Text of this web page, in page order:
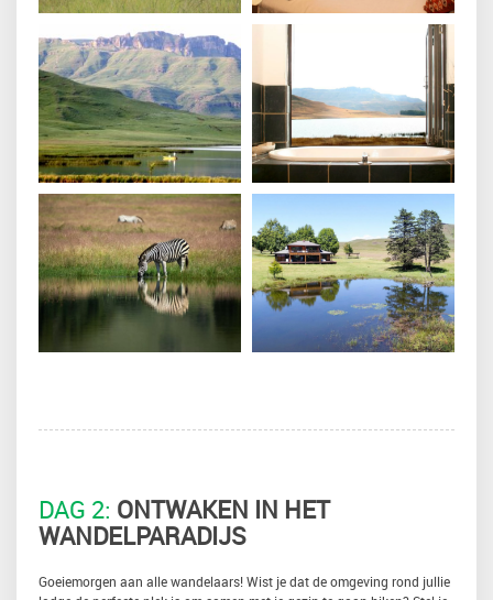
DAG 2: ONTWAKEN IN HET
WANDELPARADIJS
Goeiemorgen aan alle wandelaars! Wist je dat de omgeving rond jullie